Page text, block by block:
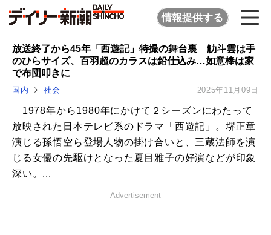
情報提供する
放送終了から45年「西遊記」特撮の舞台裏 觔斗雲は手
のひらサイズ、百羽超のカラスは鉛仕込み…如意棒は家
で布団叩きに
国内 社会 2025年11月09日
1978年から1980年にかけて２シーズンにわたって
放映された日本テレビ系のドラマ「西遊記」。堺正章
演じる孫悟空ら登場人物の掛け合いと、三蔵法師を演
じる女優の先駆けとなった夏目雅子の好演などが印象
深い。...
Advertisement